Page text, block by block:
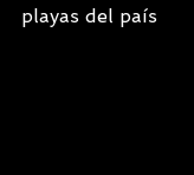
playas del país